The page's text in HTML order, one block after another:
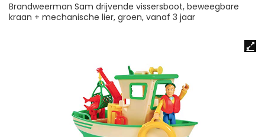
Brandweerman Sam drijvende vissersboot, beweegbare
kraan + mechanische lier, groen, vanaf 3 jaar